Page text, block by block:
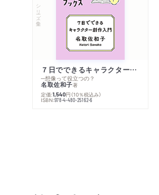
シリーズ・全集
７日でできるキャラクター創作入門
─想像って役立つの？
名取佐和子著
定価:1,540円 （10％税込み）
ISBN:978-4-480-25162-6